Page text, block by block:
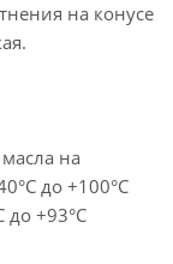
на конусе
на
до +100°C
до +93°C